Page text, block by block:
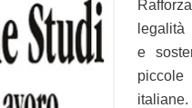
e
italiane.